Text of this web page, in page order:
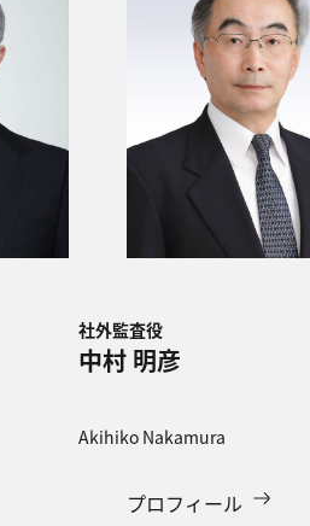
社外監査役
中村 明彦
Akihiko Nakamura
プロフィール